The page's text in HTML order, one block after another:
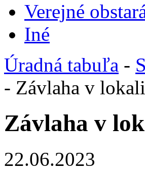
Verejné
Iné
Úradná tabuľa -
- Závlaha v
Závlaha v
22.06.2023